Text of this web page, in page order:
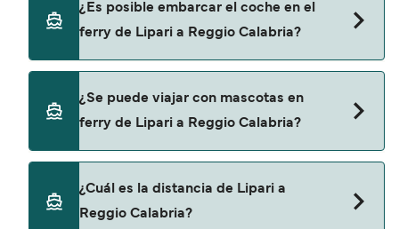
a Reggio Calabria con:
¿Es posible embarcar el coche en el
ferry de Lipari a Reggio Calabria?
Calabria.
¿Se puede viajar con mascotas en
ferry de Lipari a Reggio Calabria?
ferry. Puede que necesites el pasaporte de tus
mascotas y otros documentos. Actualmente
¿Cuál es la distancia de Lipari a
Reggio Calabria?